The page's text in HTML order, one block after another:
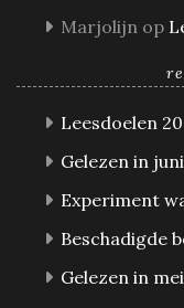
Marjolijn op
Leesdoelen
Gelezen in juni
Experiment
Beschadigde
Gelezen in mei